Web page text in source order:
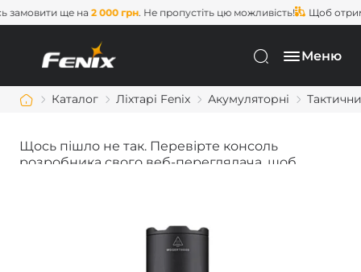
ще на 2 000 грн. Не пропустіть цю можливість! Щоб
Меню
Каталог Ліхтарі Fenix Акумуляторні
Щось пішло не так. Перевірте консоль
розробника свого веб-переглядача, щоб